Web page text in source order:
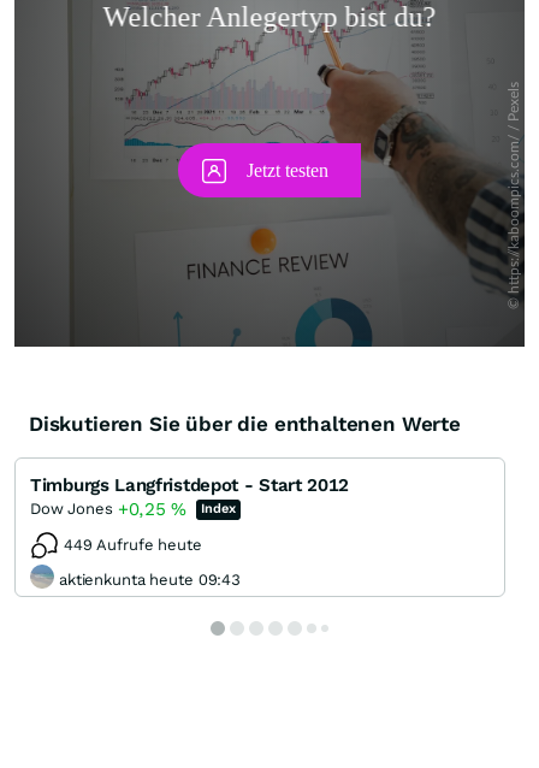
Diskutieren Sie über die enthaltenen Werte
Timburgs Langfristdepot - Start 2012
Dow Jones +0,25% Index
449 Aufrufe heute
aktienkunta heute 09:43